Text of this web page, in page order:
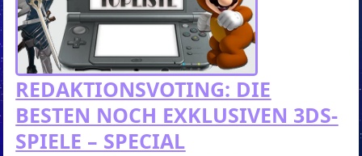
REDAKTIONSVOTING: DIE
BESTEN NOCH EXKLUSIVEN 3DS-
SPIELE – SPECIAL